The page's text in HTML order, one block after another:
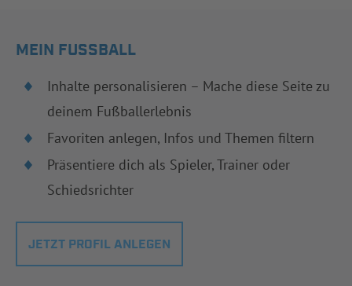
MEIN FUSSBALL
Inhalte personalisieren – Mache diese Seite zu
deinem Fußballerlebnis
Favoriten anlegen, Infos und Themen filtern
Präsentiere dich als Spieler, Trainer oder
Schiedsrichter
JETZT PROFIL ANLEGEN